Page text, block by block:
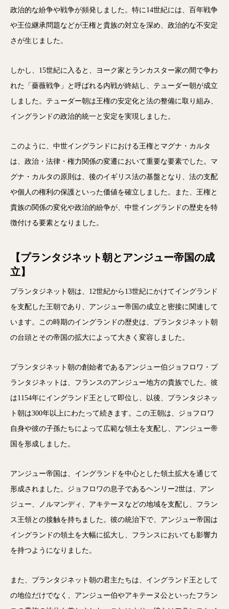
政治的な紛争や戦争が頻発しました。特に14世紀には、百年戦争
や王位継承問題などが王権と貴族の対立を深め、政治的な不安定
さが生じました。
しかし、15世紀に入ると、ヨーク家とランカスター家の間で争わ
れた「薔薇戦争」と呼ばれる内戦が終結し、テューダー朝が成立
しました。テューダー朝は王権の安定化と法の整備に取り組み、
イングランドの政治的統一と安定を実現しました。
このように、中世イングランドにおける王権とマグナ・カルタ
は、政治・法律・権力関係の変遷において重要な要素でした。マ
グナ・カルタの原則は、後のイギリス法の基盤となり、法の支配
や個人の権利の保護といった価値を確立しました。また、王権と
貴族の関係の変化や政治的紛争が、中世イングランドの歴史を特
徴付ける要素となりました。
【プランタジネット朝とアンジュー帝国の成
立】
プランタジネット朝は、12世紀から13世紀にかけてイングランド
を支配した王朝であり、アンジュー帝国の成立と密接に関連して
います。この時期のイングランドの歴史は、プランタジネット朝
の台頭とその帝国の拡大によって大きく変容しました。
プランタジネット朝の創始者であるアンジュー伯ジョフロワ・プ
ランタジネットは、フランスのアンジュー地方の貴族でした。彼
は1154年にイングランド王として即位し、以後、プランタジネッ
ト朝は300年以上にわたって続きます。この王朝は、ジョフロワ
自身や彼の子孫たちによって広範な領土を支配し、アンジュー帝
国を形成しました。
アンジュー帝国は、イングランドを中心とした領土拡大を通じて
形成されました。ジョフロワの息子であるヘンリー2世は、アン
ジュー、ノルマンディ、アキテーヌなどの地域を支配し、フラン
ス王領との接触を持ちました。彼の統治下で、アンジュー帝国は
イングランドの領土を大幅に拡大し、フランスにおいても影響力
を持つようになりました。
また、プランタジネット朝の君主たちは、イングランド王として
の地位だけでなく、アンジュー伯やアキテーヌ公といったフラン
電話 メール Zoom